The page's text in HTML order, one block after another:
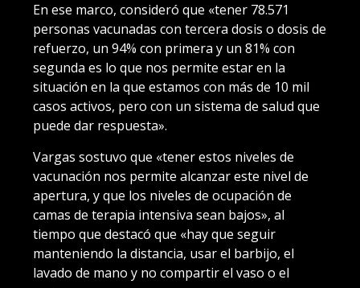
En ese marco, consideró que «tener 78.571
personas vacunadas con tercera dosis o dosis de
refuerzo, un 94% con primera y un 81% con
segunda es lo que nos permite estar en la
situación en la que estamos con más de 10 mil
casos activos, pero con un sistema de salud que
puede dar respuesta».
Vargas sostuvo que «tener estos niveles de
vacunación nos permite alcanzar este nivel de
apertura, y que los niveles de ocupación de
camas de terapia intensiva sean bajos», al
tiempo que destacó que «hay que seguir
manteniendo la distancia, usar el barbijo, el
lavado de mano y no compartir el vaso o el